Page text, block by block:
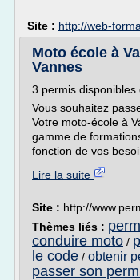
Site : http://web-
Moto école à
Vannes
3 permis
Vous souhaitez
Votre moto-école à
gamme de
fonction de vos
Lire la suite
Site : http://
Thèmes liés :
conduire moto /
le code / obtenir
passer son